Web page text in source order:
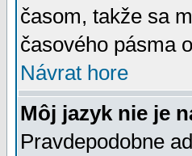
časom, takže sa
časového pásma
Návrat hore
Môj jazyk nie je
Pravdepodobne